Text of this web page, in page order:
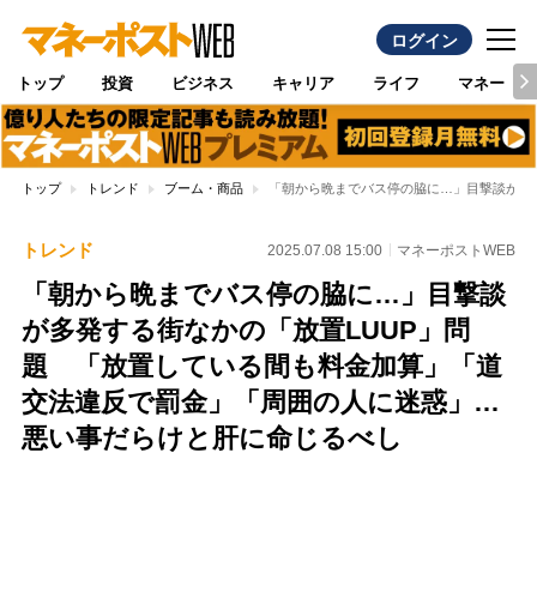
ログイン
トップ 投資 ビジネス キャリア ライフ マネー
トップ トレンド ブーム・商品 「朝から晩までバス停の脇に…」目撃談が
トレンド 2025.07.08 15:00 マネーポストWEB
「朝から晩までバス停の脇に…」目撃談
が多発する街なかの「放置LUUP」問
題 「放置している間も料金加算」「道
交法違反で罰金」「周囲の人に迷惑」…
悪い事だらけと肝に命じるべし